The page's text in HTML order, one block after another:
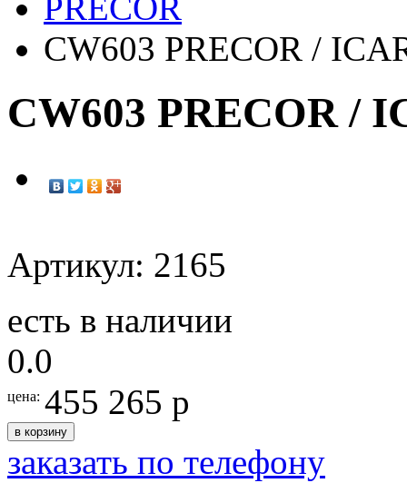
CW603 PRECOR /
CW603 PRECOR /
Артикул: 2165
есть в наличии
0.0
цена: 455 265 р
в корзину
заказать по телефону